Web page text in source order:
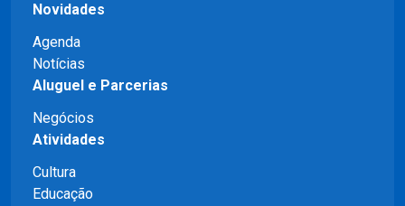
Novidades
Agenda
Notícias
Aluguel e Parcerias
Negócios
Atividades
Cultura
Educação